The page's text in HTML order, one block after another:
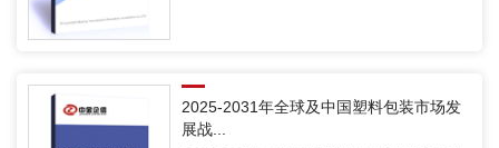
2025-2031年全球及中国塑料包装市场发
展战...